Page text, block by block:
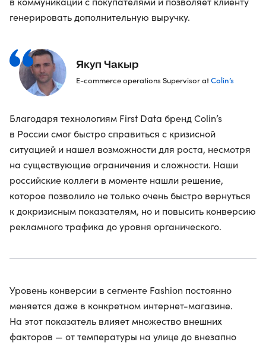
генерировать дополнительную выручку.
Якуп Чакыр
E-commerce operations Supervisor atColin’s
Благодаря технологиям First Data бренд Colin’s
в России смог быстро справиться с кризисной
ситуацией и нашел возможности для роста, несмотря
на существующие ограничения и сложности. Наши
российские коллеги в моменте нашли решение,
которое позволило не только очень быстро вернуться
к докризисным показателям, но и повысить конверсию
рекламного трафика до уровня органического.
Уровень конверсии в сегменте Fashion постоянно
меняется даже в конкретном интернет-магазине.
На этот показатель влияет множество внешних
факторов — от температуры на улице до внезапно